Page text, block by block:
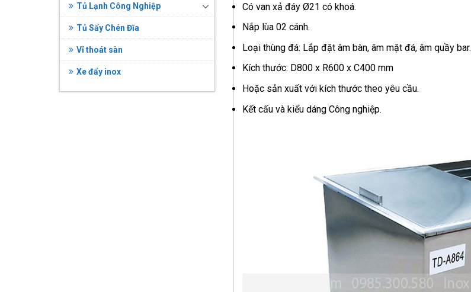
Tủ Lạnh Công Nghiệp
Tủ Sấy Chén Đĩa
Vỉ thoát sàn
Xe đẩy inox
Có van xả đáy Ø21 có khoá.
Nắp lùa 02 cánh.
Loại thùng đá: Lắp đặt âm bàn, âm mặt đá, âm quầy bar.
Kích thước: D800 x R600 x C400 mm
Hoặc sản xuất với kích thước theo yêu cầu.
Kết cấu và kiểu dáng Công nghiệp.